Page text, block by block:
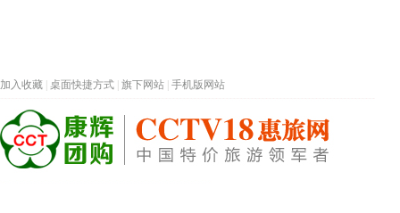
加入收藏 桌面快捷方式 旗下网站 手机版网站